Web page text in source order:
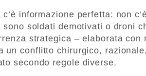
informazione perfetta: non
soldati demotivati o droni
strategica – elaborata
un conflitto chirurgico,
secondo regole diverse.